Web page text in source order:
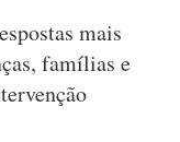
mais
famílias e